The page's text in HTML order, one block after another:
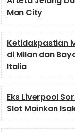
Man City
Ketidakpastian
di Milan dan
Italia
Eks Liverpool
Slot Mainkan